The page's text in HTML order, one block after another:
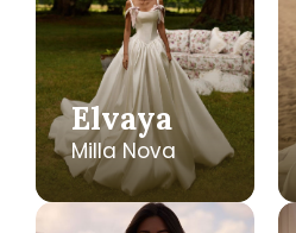
Elvaya
Milla Nova